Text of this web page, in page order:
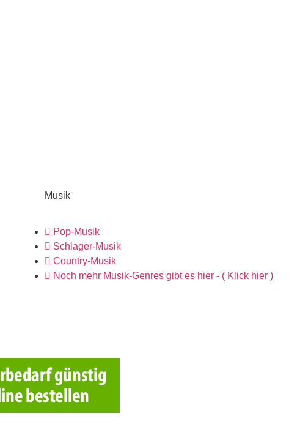
Musik
Pop-Musik
Schlager-Musik
Country-Musik
Noch mehr Musik-Genres gibt es hier - ( Klick hier )